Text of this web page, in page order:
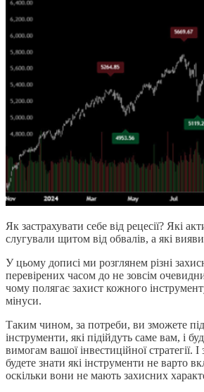
Як застрахувати себе від рецесії? Які
слугували щитом від обвалів, а які
У цьому дописі ми розглянем різні
перевірених часом до не зовсім
чому полягає захист кожного
мінуси.
Таким чином, за потреби, ви зможете
інструменти, які підійдуть саме вам, і
вимогам вашої інвестиційної стратегії.
будете знати які інструменти не варто
оскільки вони не мають захисних